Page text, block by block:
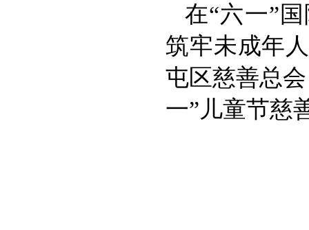
在“六一”
筑牢未成年
屯区慈善总
一”儿童节慈